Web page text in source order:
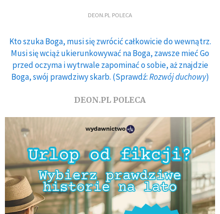
DEON.PL POLECA
Kto szuka Boga, musi się zwrócić całkowicie do wewnątrz.
Musi się wciąż ukierunkowywać na Boga, zawsze mieć Go
przed oczyma i wytrwale zapominać o sobie, aż znajdzie
Boga, swój prawdziwy skarb. (Sprawdź:Rozwój duchowy)
DEON.PL POLECA